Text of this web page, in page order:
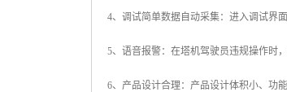
4、调试简单数据自动采集：进入调试界
5、语音报警：在塔机驾驶员违规操作时
6、产品设计合理：产品设计体积小、功